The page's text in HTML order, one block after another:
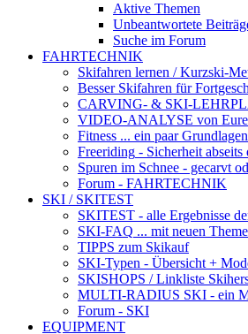
Aktive Themen
Unbeantwortete
Suche im Forum
FAHRTECHNIK
Skifahren lernen / Kurzski-
Besser Skifahren für
CARVING- & SKI-
VIDEO-ANALYSE von
Fitness ... ein paar Grundlagen
Freeriding - Sicherheit abseits
Spuren im Schnee - gecarvt
Forum - FAHRTECHNIK
SKI / SKITEST
SKITEST - alle Ergebnisse
SKI-FAQ ... mit neuen
TIPPS zum Skikauf
SKI-Typen - Übersicht +
SKISHOPS / Linkliste
MULTI-RADIUS SKI - ein
Forum - SKI
EQUIPMENT